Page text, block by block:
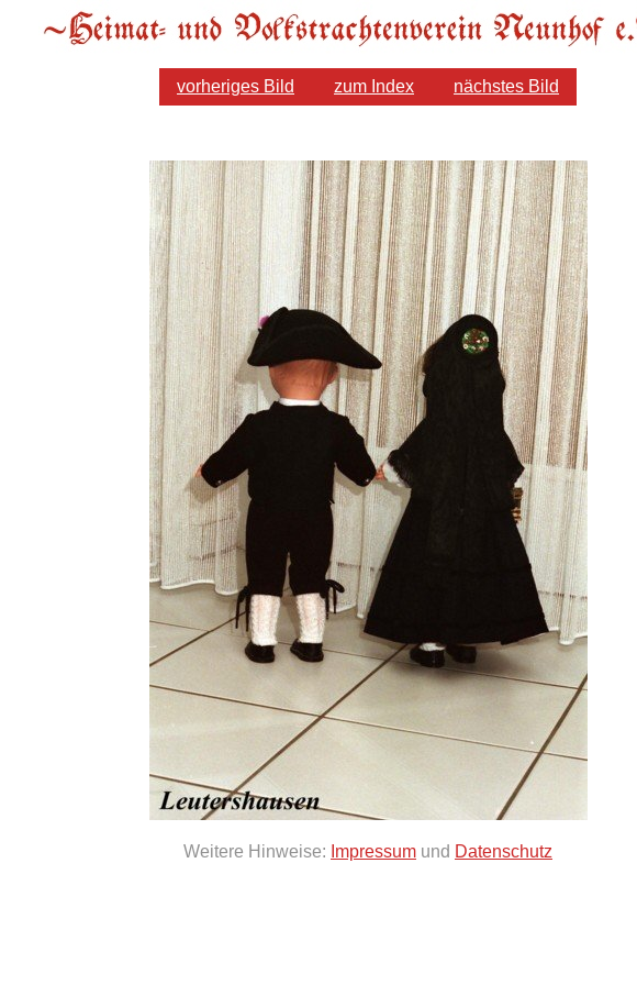
vorheriges Bild zum Index nächstes Bild
Weitere Hinweise: Impressum und Datenschutz